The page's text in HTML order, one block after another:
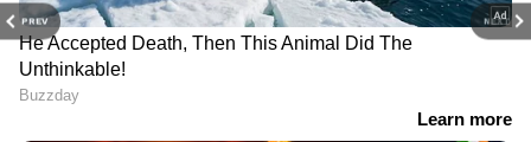
PREV NEXT